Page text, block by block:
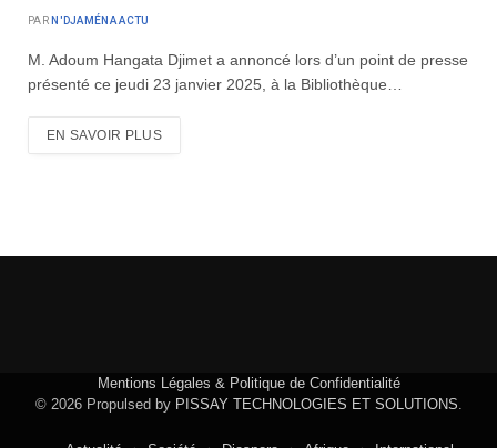
PAR N'DJAMÉNA ACTU
M. Adoum Hangata Djimet a annoncé lors d’un point de presse
présenté ce jeudi 23 janvier 2025, à la Bibliothèque…
EN SAVOIR PLUS
Mentions Légales & Politique de Confidentialité
© 2026 Propulsed by PISSAY TECHNOLOGIES ET SOLUTIONS